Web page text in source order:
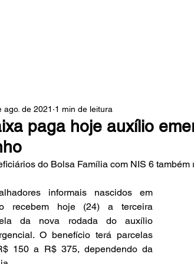
paga hoje auxílio
ago. de 2021 1 min de leitura
do Bolsa Família com NIS 6 também
informais nascidos em
recebem hoje (24) a terceira
da nova rodada do auxílio
O benefício terá parcelas
150 a R$ 375, dependendo da